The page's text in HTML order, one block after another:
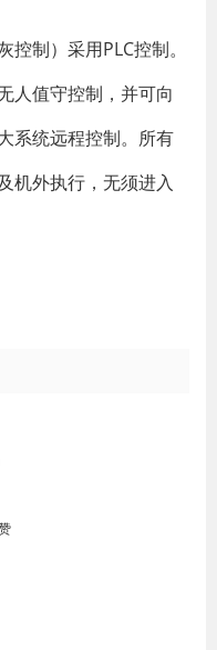
制）采用PLC控制。
人值守控制，并可向
系统远程控制。所有
机外执行，无须进入